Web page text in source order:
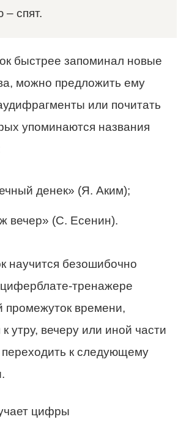
спят.
быстрее запоминал новые
можно предложить ему
или почитать
упоминаются названия
денек» (Я. Аким);
вечер» (С. Есенин).
научится безошибочно
тренажере
промежуток времени,
утру, вечеру или иной части
к следующему